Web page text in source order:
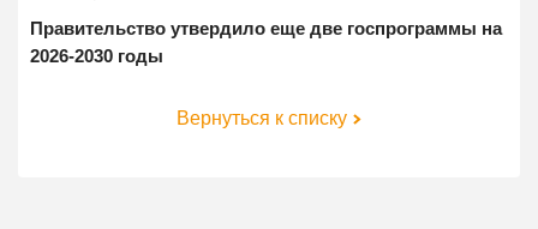
Правительство утвердило еще две госпрограммы на
2026-2030 годы
Вернуться к списку